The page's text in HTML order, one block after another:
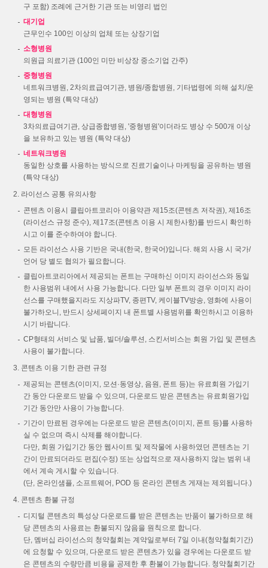
구 포함) 조례에 근거한 기관 또는 비영리 법인
대기업
근무인수 100인 이상의 업체 또는 상장기업
소형병원
의원급 의료기관 (100인 미만 비상장 중소기업 간주)
중형병원
네트워크병원, 2차의료급여기관, 병원/종합병원, 기타법령에 의해 설치/운
영되는 병원 (특약 대상)
대형병원
3차의료급여기관, 상급종합병원, '중형병원'이더라도 병상 수 500개 이상
을 보유하고 있는 병원 (특약 대상)
네트워크병원
동일한 상호를 사용하는 방식으로 진료기술이나 마케팅을 공유하는 병원
(특약 대상)
라이선스 공통 유의사항
콘텐츠 이용시 클립아트코리아 이용약관 제15조(콘텐츠 저작권), 제16조
(라이선스 규정 준수), 제17조(콘텐츠 이용 시 제한사항)를 반드시 확인하
시고 이를 준수하여야 합니다.
모든 라이선스 사용 기반은 국내(한국, 한국어)입니다. 해외 사용 시 국가/
언어 당 별도 협의가 필요합니다.
클립아트코리아에서 제공되는 폰트는 구매하신 이미지 라이선스와 동일
한 사용범위 내에서 사용 가능합니다. 다만 일부 폰트의 경우 이미지 라이
선스를 구매했을지라도 지상파TV, 종편TV, 케이블TV방송, 영화에 사용이
불가하오니, 반드시 상세페이지 내 폰트별 사용범위를 확인하시고 이용하
시기 바랍니다.
CP형태의 서비스 및 납품, 빌더/솔루션, 스킨서비스는 회원 가입 및 콘텐츠
사용이 불가합니다.
콘텐츠 이용 기한 관련 규정
제공되는 콘텐츠(이미지, 모션·동영상, 음원, 폰트 등)는 유료회원 가입기
간 동안 다운로드 받을 수 있으며, 다운로드 받은 콘텐츠는 유료회원가입
기간 동안만 사용이 가능합니다.
기간이 만료된 경우에는 다운로드 받은 콘텐츠(이미지, 폰트 등)를 사용하
실 수 없으며 즉시 삭제를 해야합니다.
다만, 회원 가입기간 동안 웹사이트 및 제작물에 사용하였던 콘텐츠는 기
간이 만료되더라도 편집(수정) 또는 상업적으로 재사용하지 않는 범위 내
에서 계속 게시할 수 있습니다.
(단, 온라인샘플, 소프트웨어, POD 등 온라인 콘텐츠 게재는 제외됩니다.)
콘텐츠 환불 규정
디지털 콘텐츠의 특성상 다운로드를 받은 콘텐츠는 반품이 불가하므로 해
당 콘텐츠의 사용료는 환불되지 않음을 원칙으로 합니다.
단, 멤버십 라이선스의 청약철회는 계약일로부터 7일 이내(청약철회기간)
에 요청할 수 있으며, 다운로드 받은 콘텐츠가 있을 경우에는 다운로드 받
은 콘텐츠의 수량만큼 비용을 공제한 후 환불이 가능합니다. 청약철회기간